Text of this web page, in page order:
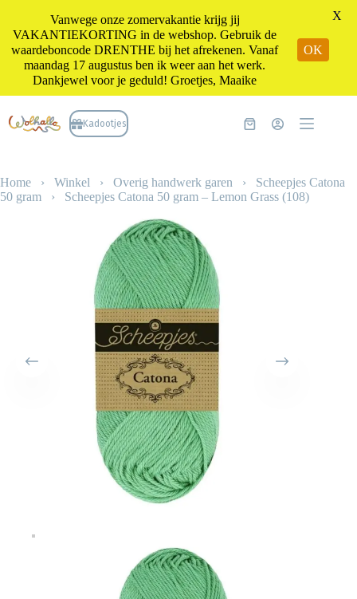
naar
de
Kadootjes Winkelwagen
Home › Winkel › Overig handwerk garen › Scheepjes Catona
50 gram › Scheepjes Catona 50 gram – Lemon Grass (108)
Vanwege onze zomervakantie krijg jij
VAKANTIEKORTING in de webshop. Gebruik de
waardeboncode DRENTHE bij het afrekenen. Vanaf
maandag 17 augustus ben ik weer aan het werk.
Dankjewel voor je geduld! Groetjes, Maaike
OK
X